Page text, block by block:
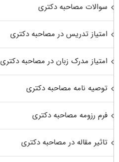
سوالات مصاحبه دکتری
امتیاز تدریس در مصاحبه دکتری
امتیاز مدرک زبان در مصاحبه دکتری
توصیه نامه مصاحبه دکتری
فرم رزومه مصاحبه دکتری
تاثیر مقاله در مصاحبه دکتری